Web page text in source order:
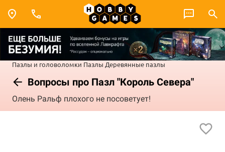
Пазлы и головоломки Пазлы Деревянные пазлы
Вопросы про Пазл "Король Севера"
Олень Ральф плохого не посоветует!